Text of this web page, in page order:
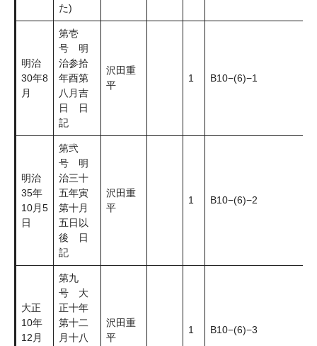
た)
明治
30年8
月
第壱
号 明
治参拾
年酉第
八月吉
日 日
記
沢田重
平
1 B10−(6)−1
明治
35年
10月5
日
第弐
号 明
治三十
五年寅
第十月
五日以
後 日
記
沢田重
平
1 B10−(6)−2
大正
10年
12月
第九
号 大
正十年
第十二
月十八
沢田重
平
1 B10−(6)−3